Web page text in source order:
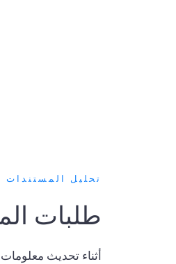
تحليل المستندات
طلبات
أثناء تحديث